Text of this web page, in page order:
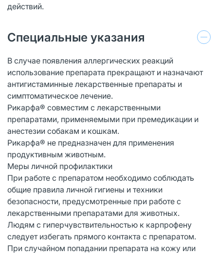
действий.
Специальные указания
В случае появления аллергических реакций
использование препарата прекращают и назначают
антигистаминные лекарственные препараты и
симптоматическое лечение.
Рикарфа® совместим с лекарственными
препаратами, применяемыми при премедикации и
анестезии собакам и кошкам.
Рикарфа® не предназначен для применения
продуктивным животным.
Меры личной профилактики
При работе с препаратом необходимо соблюдать
общие правила личной гигиены и техники
безопасности, предусмотренные при работе с
лекарственными препаратами для животных.
Людям с гиперчувствительностью к карпрофену
следует избегать прямого контакта с препаратом.
При случайном попадании препарата на кожу или